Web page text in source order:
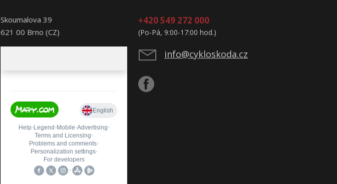
Skoumalova 39
621 00 Brno (CZ)
+420 549 272 000
(Po-Pá, 9:00-17:00 hod.)
info@cykloskoda.cz